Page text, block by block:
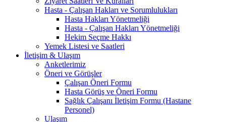
Hasta - Çalışan Hakları ve Sorumlulukları
Hasta Hakları Yönetmeliği
Hasta - Çalışan Hakları Yönetmeliği
Hekim Seçme Hakkı
Yemek Listesi ve Saatleri
İletişim & Ulaşım
Anketlerimiz
Öneri ve Görüşler
Çalışan Öneri Formu
Hasta Görüş ve Öneri Formu
Sağlık Çalışanı İletişim Formu (Hastane
Personel)
Ulaşım